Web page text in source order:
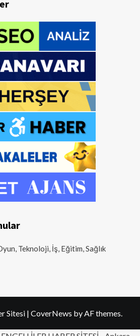
Teknoloji, İş, Eğitim, Sağlık
Sitesi | CoverNews by AF themes.